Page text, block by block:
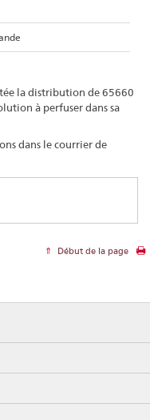
la distribution de 65660
à perfuser dans sa
dans le courrier de
Début de la page